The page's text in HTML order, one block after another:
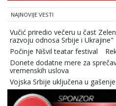
NAJNOVIJE VESTI
Vučić priredio večeru u čast
razvoju odnosa Srbije i Ukrajine"
Počinje Nišvil teatar festival
Donete dodatne mere za
vremenskih uslova
Vojska Srbije uključena u